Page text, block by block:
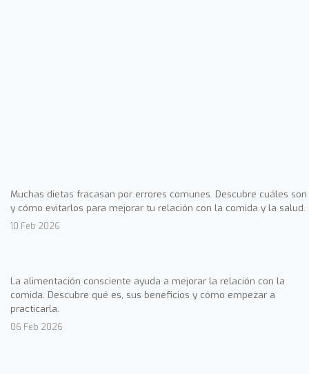
Muchas dietas fracasan por errores comunes. Descubre cuáles son
y cómo evitarlos para mejorar tu relación con la comida y la salud.
10 Feb 2026
La alimentación consciente ayuda a mejorar la relación con la
comida. Descubre qué es, sus beneficios y cómo empezar a
practicarla.
06 Feb 2026